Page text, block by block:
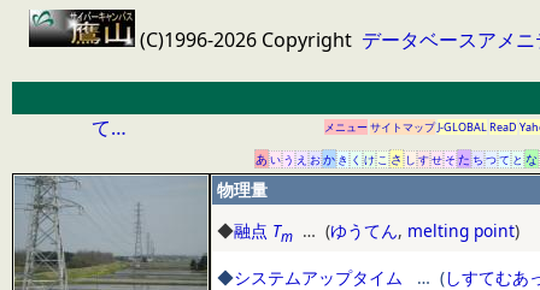
(C)1996-2026 Copyright データベースアメ
て… メニューサイトマップJ-GLOBALReaD
あいう え おかき く けこ さ しすせそたちつてと な
物理量
◆融点 Tm … (ゆうてん, melting point)
◆システムアップタイム … (しすてむあ